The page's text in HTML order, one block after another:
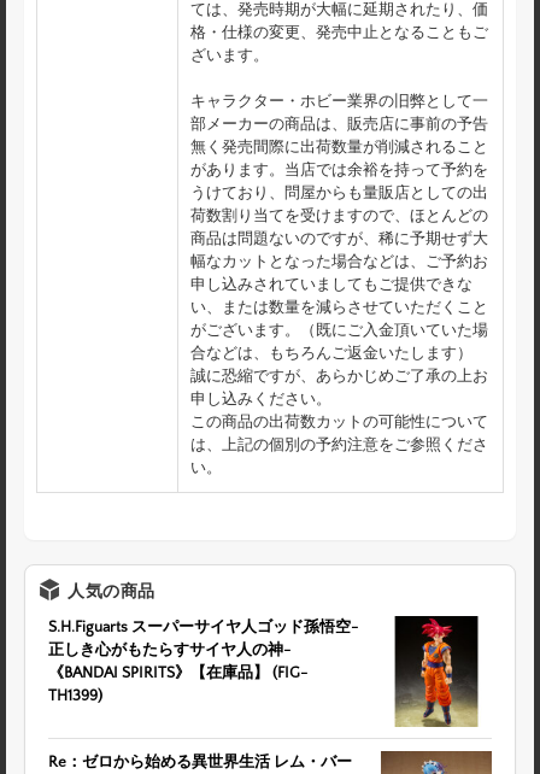
ては、発売時期が大幅に延期されたり、価
格・仕様の変更、発売中止となることもご
ざいます。
キャラクター・ホビー業界の旧弊として一
部メーカーの商品は、販売店に事前の予告
無く発売間際に出荷数量が削減されること
があります。当店では余裕を持って予約を
うけており、問屋からも量販店としての出
荷数割り当てを受けますので、ほとんどの
商品は問題ないのですが、稀に予期せず大
幅なカットとなった場合などは、ご予約お
申し込みされていましてもご提供できな
い、または数量を減らさせていただくこと
がございます。（既にご入金頂いていた場
合などは、もちろんご返金いたします）
誠に恐縮ですが、あらかじめご了承の上お
申し込みください。
この商品の出荷数カットの可能性について
は、上記の個別の予約注意をご参照くださ
い。
人気の商品
S.H.Figuarts スーパーサイヤ人ゴッド孫悟空-
正しき心がもたらすサイヤ人の神-
《BANDAI SPIRITS》【在庫品】 (FIG-
TH1399)
Re：ゼロから始める異世界生活 レム・バー